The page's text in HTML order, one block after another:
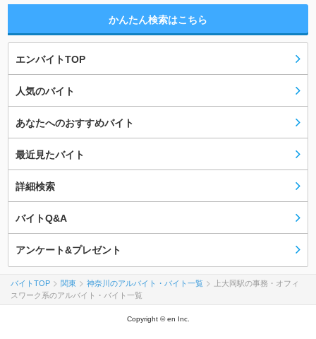
かんたん検索はこちら
エンバイトTOP
人気のバイト
あなたへのおすすめバイト
最近見たバイト
詳細検索
バイトQ&A
アンケート&プレゼント
バイトTOP 関東 神奈川のアルバイト・バイト一覧
上大岡駅の事務・オフィ
スワーク系のアルバイト・バイト一覧
Copyright © en Inc.